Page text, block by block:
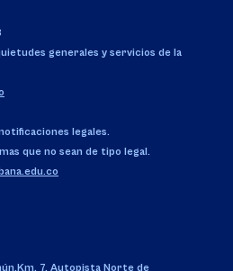
generales y servicios de la
legales.
que no sean de tipo legal.
Km. 7, Autopista Norte de